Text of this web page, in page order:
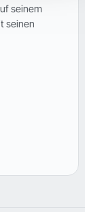
seinem
seinen